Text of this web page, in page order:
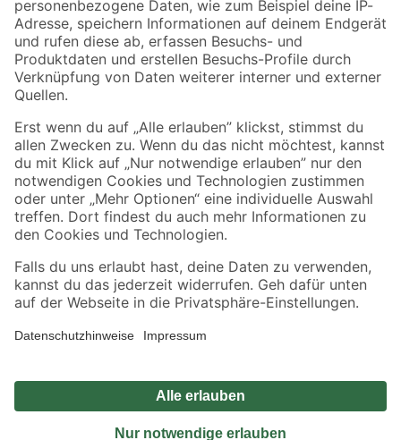
Zahlungsarten Versandarten
Sicher einkaufen
Jetzt die toom-App herunterladen
Alle Preisangaben in EUR inkl. gesetzl. MwSt.. Die dargestellten Angebote sind unter
Umständen nicht in allen Märkten verfügbar. Die angegebenen Verfügbarkeiten beziehen
Produkte nur solange der Vorrat reicht.
*Paketversand ab 59 € versandkostenfrei, gilt nicht für Artikel mit Speditionsversand, hier
Privatsphäre Impressum
Nutzungsbedingungen
Widerrufsrecht
Vertrag widerrufen